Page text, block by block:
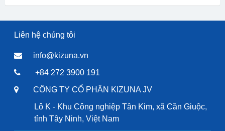
Liên hệ chúng tôi
info@kizuna.vn
+84 272 3900 191
CÔNG TY CỔ PHẦN KIZUNA JV
Lô K - Khu Công nghiệp Tân Kim, xã Cần Giuộc,
tỉnh Tây Ninh, Việt Nam